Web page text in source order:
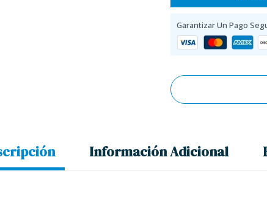
Garantizar Un Pago
Información Adicional